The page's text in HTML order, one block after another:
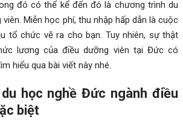
đó có thể kể đến đó là chương trình du
Miễn học phí, thu nhập hấp dẫn là cuộc
tổ chức vẽ ra cho bạn. Tuy nhiên, sự thật
lương của điều dưỡng viên tại Đức có
hiểu qua bài viết này nhé.
học nghề Đức ngành điều
biệt